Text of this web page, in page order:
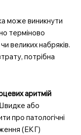
може виникнути
терміново
великих набряків.
потрібна
аритмій
Швидке або
про патологічні
(ЕКГ)